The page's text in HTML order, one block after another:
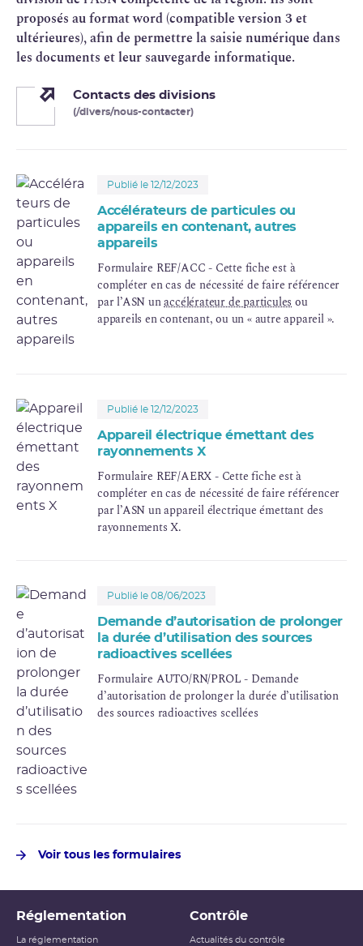
proposés au format word (compatible version 3 et
ultérieures), afin de permettre la saisie numérique dans
les documents et leur sauvegarde informatique.
Contacts des divisions
(/divers/nous-contacter)
Publié le 12/12/2023
Accélérateurs de particules ou
appareils en contenant, autres
appareils
Formulaire REF/ACC - Cette fiche est à
compléter en cas de nécessité de faire référencer
par l’ASN unaccélérateur de particulesou
appareils en contenant, ou un « autre appareil ».
Publié le 12/12/2023
Appareil électrique émettant des
rayonnements X
Formulaire REF/AERX - Cette fiche est à
compléter en cas de nécessité de faire référencer
par l’ASN un appareil électrique émettant des
rayonnements X.
Publié le 08/06/2023
Demande d’autorisation de prolonger
la durée d’utilisation des sources
radioactives scellées
Formulaire AUTO/RN/PROL - Demande
d’autorisation de prolonger la durée d’utilisation
des sources radioactives scellées
Voir tous les formulaires
Réglementation
La réglementation
Contrôle
Actualités du contrôle